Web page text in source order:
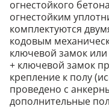
огнестойкого
огнестойким
комплектуются
кодовым
ключевой замок
+ ключевой замок
крепление к полу
проведено с
дополнительные